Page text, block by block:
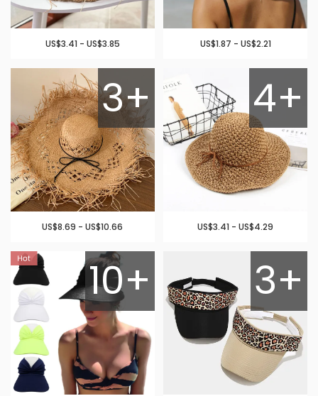
US$1.87 - US$2.21
US$3.41 - US$3.85
4+
US$3.41 - US$4.29
3+
US$8.69 - US$10.66
3+
10+